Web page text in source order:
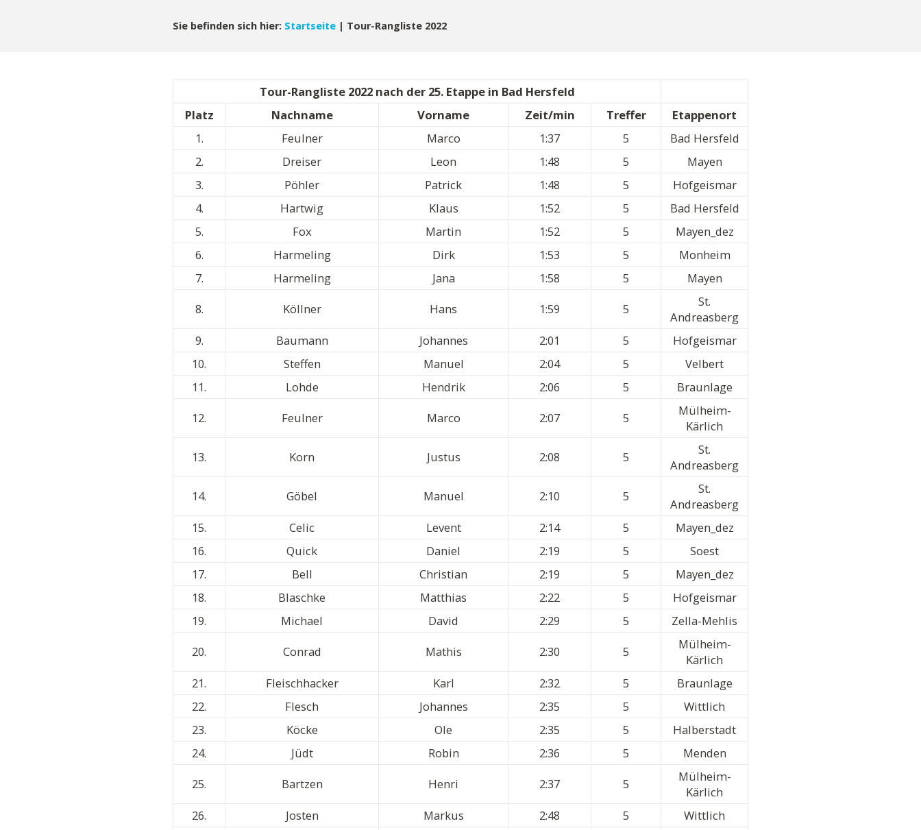
Sie befinden sich hier: Startseite | Tour-Rangliste 2022
Tour-Rangliste 2022 nach der 25. Etappe in Bad Hersfeld
Platz
Nachname Vorname Zeit/min Treffer
Etappenort
1.
Feulner Marco 1:37 5
Bad Hersfeld
2.
Dreiser Leon 1:48 5
Mayen
3.
Pöhler Patrick 1:48 5
Hofgeismar
4.
Hartwig Klaus 1:52 5
Bad Hersfeld
5.
Fox Martin 1:52 5
Mayen_dez
6.
Harmeling Dirk 1:53 5
Monheim
7.
Harmeling Jana 1:58 5
Mayen
8.
Köllner Hans 1:59 5
St.
Andreasberg
9.
Baumann Johannes 2:01 5
Hofgeismar
10.
Steffen Manuel 2:04 5
Velbert
11.
Lohde Hendrik 2:06 5
Braunlage
12.
Feulner Marco 2:07 5
Mülheim-
Kärlich
13.
Korn Justus 2:08 5
St.
Andreasberg
14.
Göbel Manuel 2:10 5
St.
Andreasberg
15.
Celic Levent 2:14 5
Mayen_dez
16.
Quick Daniel 2:19 5
Soest
17.
Bell Christian 2:19 5
Mayen_dez
18.
Blaschke Matthias 2:22 5
Hofgeismar
19.
Michael David 2:29 5
Zella-Mehlis
20.
Conrad Mathis 2:30 5
Mülheim-
Kärlich
21.
Fleischhacker Karl 2:32 5
Braunlage
22.
Flesch Johannes 2:35 5
Wittlich
23.
Köcke Ole 2:35 5
Halberstadt
24.
Jüdt Robin 2:36 5
Menden
25.
Bartzen Henri 2:37 5
Mülheim-
Kärlich
26.
Josten Markus 2:48 5
Wittlich